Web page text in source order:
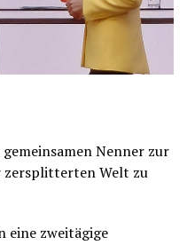
Nenner zur
zersplitterten Welt zu
eine zweitägige